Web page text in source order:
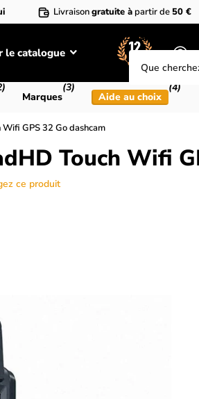
Livraisongratuite à partir de 50 €
le catalogue
Que cherchez-
Marques
(3)
Aide au choix
(4)
GPS 32 Go dashcam
Touch Wifi
ce produit